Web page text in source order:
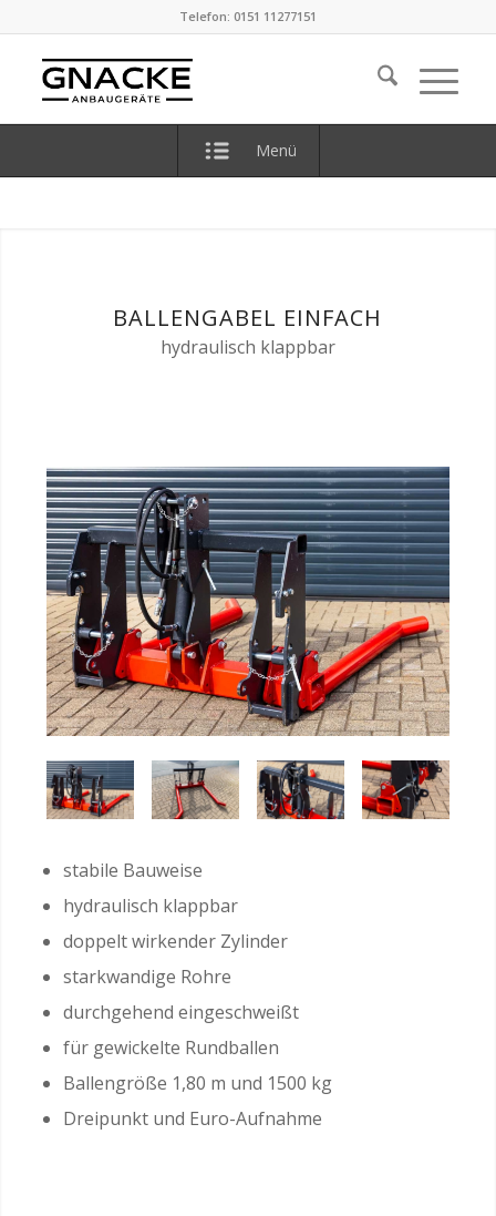
Telefon: 0151 11277151
Menü
BALLENGABEL EINFACH
hydraulisch klappbar
stabile Bauweise
hydraulisch klappbar
doppelt wirkender Zylinder
starkwandige Rohre
durchgehend eingeschweißt
für gewickelte Rundballen
Ballengröße 1,80 m und 1500 kg
Dreipunkt und Euro-Aufnahme